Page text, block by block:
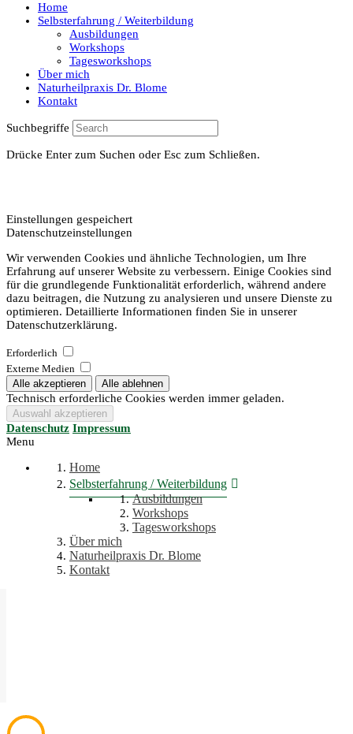
Home
Selbsterfahrung / Weiterbildung
Ausbildungen
Workshops
Tagesworkshops
Über mich
Naturheilpraxis Dr. Blome
Kontakt
Suchbegriffe
Drücke Enter zum Suchen oder Esc zum Schließen.
Einstellungen gespeichert
Datenschutzeinstellungen
Wir verwenden Cookies und ähnliche Technologien, um Ihre
Erfahrung auf unserer Website zu verbessern. Einige Cookies sind
für die grundlegende Funktionalität erforderlich, während andere
dazu beitragen, die Nutzung zu analysieren und unsere Dienste zu
optimieren. Detaillierte Informationen finden Sie in unserer
Datenschutzerklärung.
Erforderlich
Externe Medien
Technisch erforderliche Cookies werden immer geladen.
Datenschutz Impressum
Menu
Home
Selbsterfahrung / Weiterbildung
Ausbildungen
Workshops
Tagesworkshops
Über mich
Naturheilpraxis Dr. Blome
Kontakt